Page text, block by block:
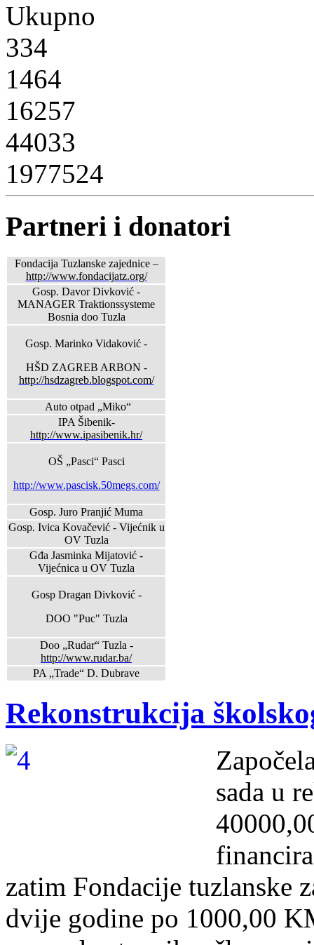
Ukupno
334
1464
16257
44033
1977524
Partneri i donatori
Fondacija Tuzlanske zajednice –
http://www.fondacijatz.org/
Gosp. Davor Divković -
MANAGER Traktionssysteme
Bosnia doo Tuzla
Gosp. Marinko Vidaković -
HŠD ZAGREB ARBON -
http://hsdzagreb.blogspot.com/
Auto otpad „Miko“
IPA Šibenik-
http://www.ipasibenik.hr/
OŠ „Pasci“ Pasci
http://www.pascisk.50megs.com/
Gosp. Juro Pranjić Muma
Gosp. Ivica Kovačević - Vijećnik u
OV Tuzla
Gđa Jasminka Mijatović -
Vijećnica u OV Tuzla
Gosp Dragan Divković -
DOO "Puc" Tuzla
Doo „Rudar“ Tuzla -
http://www.rudar.ba/
PA „Trade“ D. Dubrave
Rekonstrukcija
sada u
zatim Fondacije tuzlanske
dvije godine po 1000,00